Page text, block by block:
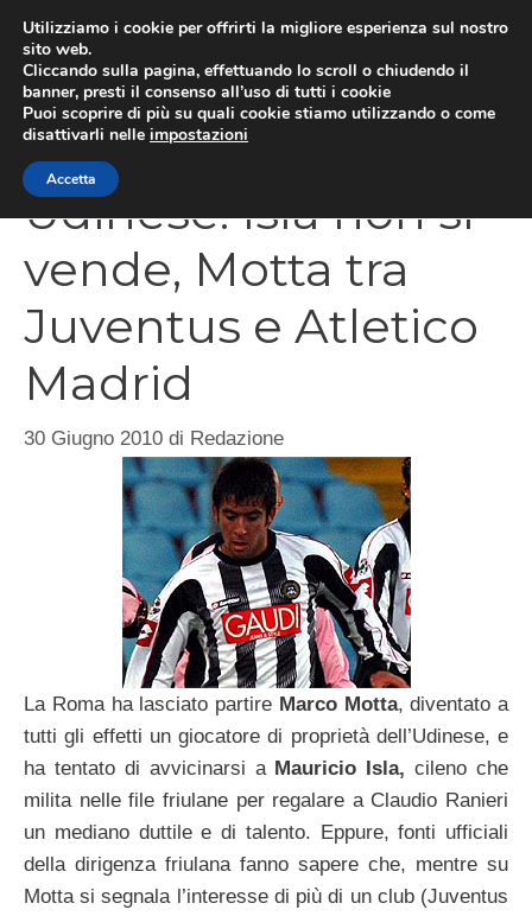
contenuto
Udinese: Isla non si
vende, Motta tra
Juventus e Atletico
Madrid
30 Giugno 2010 di Redazione
La Roma ha lasciato partire Marco Motta, diventato a
tutti gli effetti un giocatore di proprietà dell’Udinese, e
ha tentato di avvicinarsi a Mauricio Isla, cileno che
milita nelle file friulane per regalare a Claudio Ranieri
un mediano duttile e di talento. Eppure, fonti ufficiali
della dirigenza friulana fanno sapere che, mentre su
Motta si segnala l’interesse di più di un club (Juventus
Utilizziamo i cookie per offrirti la migliore esperienza sul nostro
sito web.
Cliccando sulla pagina, effettuando lo scroll o chiudendo il
banner, presti il consenso all’uso di tutti i cookie
Puoi scoprire di più su quali cookie stiamo utilizzando o come
disattivarli nelle impostazioni
Accetta